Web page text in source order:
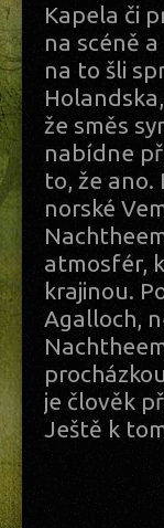
Kapela či
na scéně a
na to šli
že směs
nabídne
to, že
norské
atmosfér,
krajinou.
Agalloch,
je člověk
Ještě k